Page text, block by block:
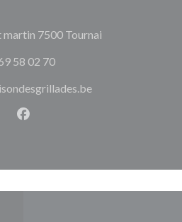
martin 7500 Tournai((ανοίγει σε νέο
58 02 70
Facebook ((ανοίγει σε νέο